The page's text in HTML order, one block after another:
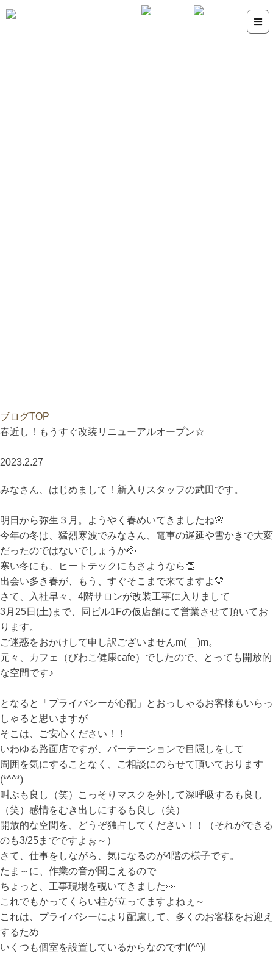
ブログTOP
春近し！もうすぐ改装リニューアルオープン☆
2023.2.27
みなさん、はじめまして！新入りスタッフの武田です。
明日から弥生３月。ようやく春めいてきましたね🌸
今年の冬は、猛烈寒波でみなさん、電車の遅延や雪かきで大変
だったのではないでしょうか💦
寒い冬にも、ヒートテックにもさようなら👏
出会い多き春が、もう、すぐそこまで来てますよ💛
さて、入社早々、4階サロンが改装工事に入りまして
3月25日(土)まで、同ビル1Fの仮店舗にて営業させて頂いてお
ります。
ご迷惑をおかけして申し訳ございませんm(__)m。
元々、カフェ（びわこ健康cafe）でしたので、とっても開放的
な空間です♪
となると「プライバシーが心配」とおっしゃるお客様もいらっ
しゃると思いますが
そこは、ご安心ください！！
いわゆる路面店ですが、パーテーションで目隠しをして
周囲を気にすることなく、ご相談にのらせて頂いております
(*^^*)
叫ぶも良し（笑）こっそりマスクを外して深呼吸するも良し
（笑）感情をむき出しにするも良し（笑）
開放的な空間を、どうぞ独占してください！！（それができる
のも3/25までですよぉ～）
さて、仕事をしながら、気になるのが4階の様子です。
たま～に、作業の音が聞こえるので
ちょっと、工事現場を覗いてきました👀
これでもかってくらい柱が立ってますよねぇ～
これは、プライバシーにより配慮して、多くのお客様をお迎え
するため
いくつも個室を設置しているからなのです!(^^)!